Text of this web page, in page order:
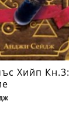
Хийп Кн.3: